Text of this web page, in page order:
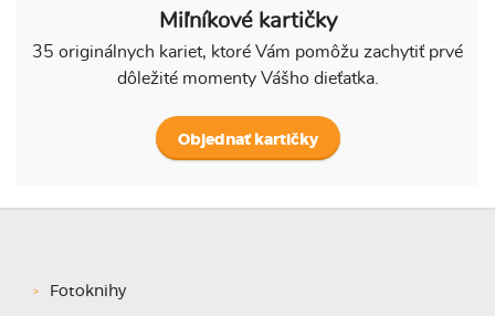
Miľníkové kartičky
35 originálnych kariet, ktoré Vám pomôžu zachytiť prvé
dôležité momenty Vášho dieťatka.
Objednať kartičky
Fotoknihy